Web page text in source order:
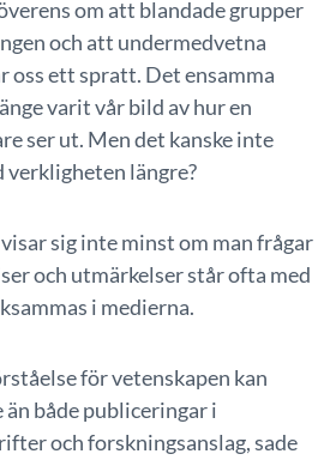
om att blandade grupper
och att undermedvetna
oss ett spratt. Det ensamma
varit vår bild av hur en
ser ut. Men det kanske inte
verkligheten längre?
sig inte minst om man frågar
och utmärkelser står ofta med
i medierna.
för vetenskapen kan
både publiceringar i
och forskningsanslag, sade